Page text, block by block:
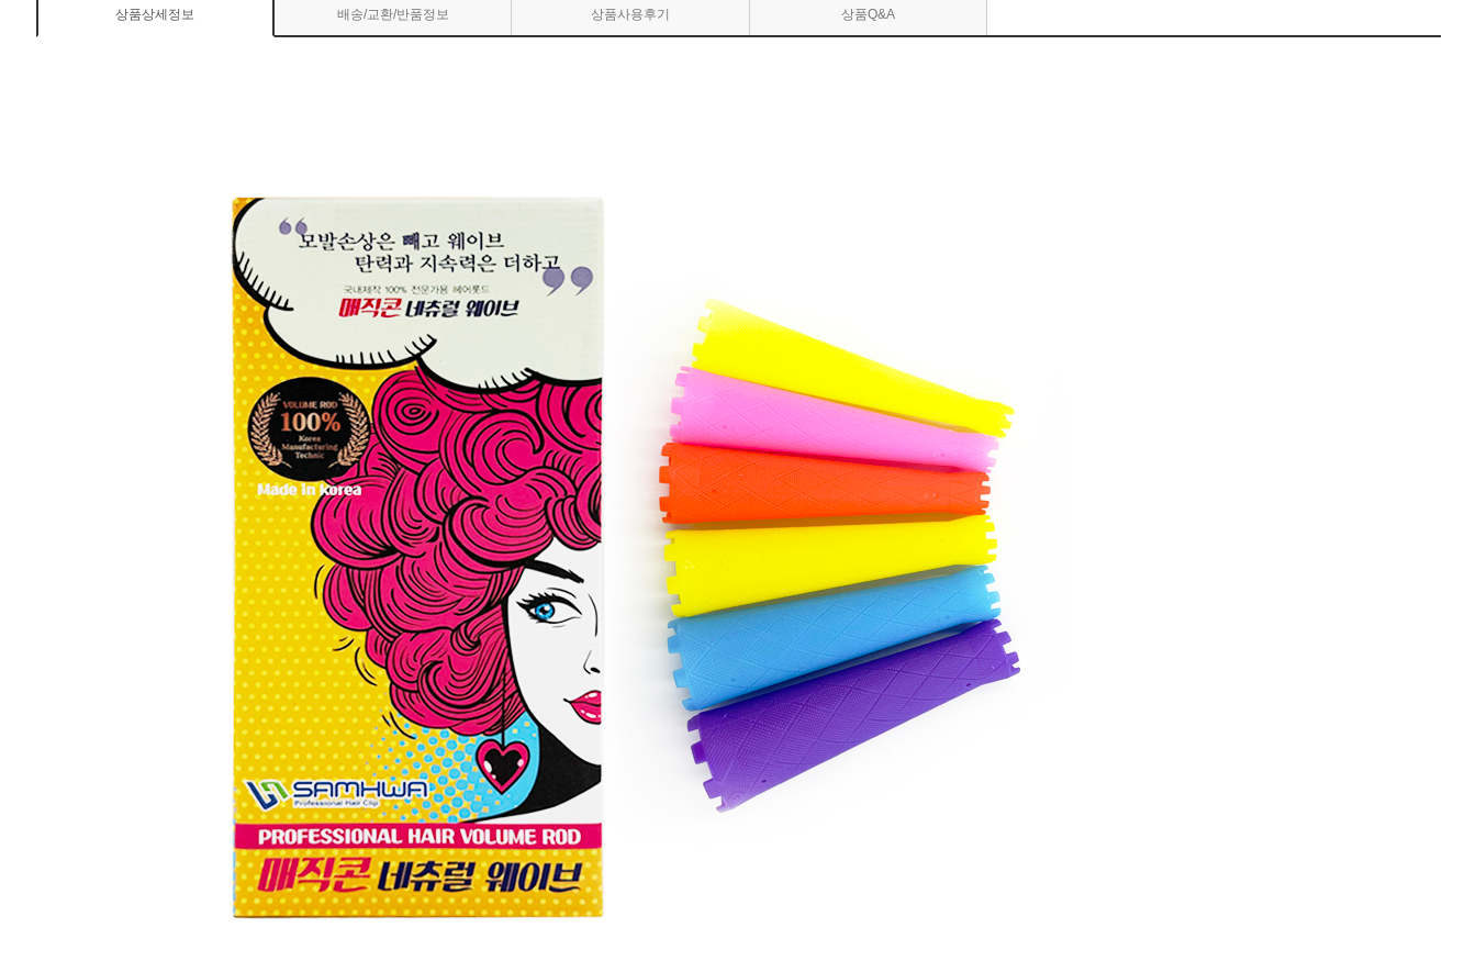
상품상세정보 배송/교환/반품정보 상품사용후기 상품Q&A